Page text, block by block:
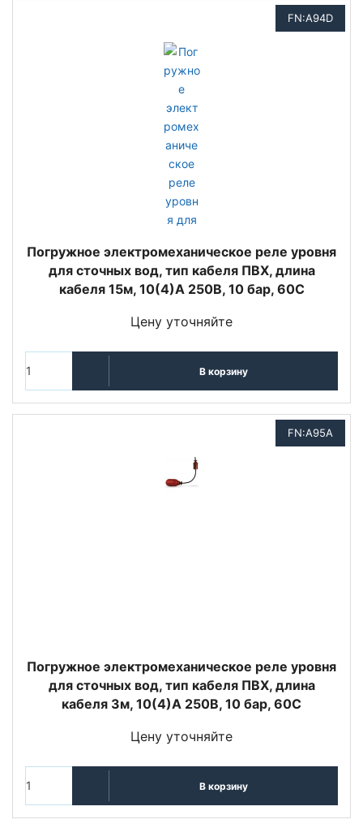
FN:A94D
Погружное электромеханическое реле уровня
для сточных вод, тип кабеля ПВХ, длина
кабеля 15м, 10(4)A 250В, 10 бар, 60C
Цену уточняйте
В корзину
FN:A95A
Погружное электромеханическое реле уровня
для сточных вод, тип кабеля ПВХ, длина
кабеля 3м, 10(4)A 250В, 10 бар, 60C
Цену уточняйте
В корзину